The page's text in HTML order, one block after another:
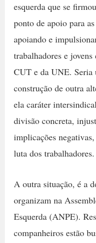
esquerda que se
ponto de apoio para
apoiando e
trabalhadores e
CUT e da UNE. Seria
construção de outra
ela caráter
divisão concreta,
implicações
luta dos trabalhadores.
A outra situação, é a
organizam na
Esquerda (ANPE).
companheiros estão